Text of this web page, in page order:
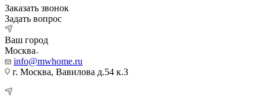
Заказать звонок
Задать вопрос
Ваш город
Москва
info@mwhome.ru
г. Москва, Вавилова д.54 к.3